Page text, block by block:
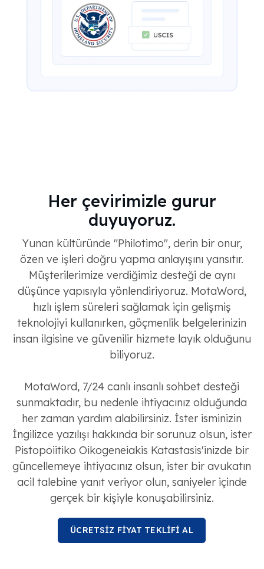
Her çevirimizle gurur
duyuyoruz.
Yunan kültüründe "Philotimo", derin bir onur,
özen ve işleri doğru yapma anlayışını yansıtır.
Müşterilerimize verdiğimiz desteği de aynı
düşünce yapısıyla yönlendiriyoruz. MotaWord,
hızlı işlem süreleri sağlamak için gelişmiş
teknolojiyi kullanırken, göçmenlik belgelerinizin
insan ilgisine ve güvenilir hizmete layık olduğunu
biliyoruz.
MotaWord, 7/24 canlı insanlı sohbet desteği
sunmaktadır, bu nedenle ihtiyacınız olduğunda
her zaman yardım alabilirsiniz. İster isminizin
İngilizce yazılışı hakkında bir sorunuz olsun, ister
Pistopoiitiko Oikogeneiakis Katastasis'inizde bir
güncellemeye ihtiyacınız olsun, ister bir avukatın
acil talebine yanıt veriyor olun, saniyeler içinde
gerçek bir kişiyle konuşabilirsiniz.
ÜCRETSİZ FİYAT TEKLİFİ AL